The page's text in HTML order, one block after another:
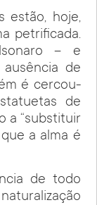
estão, hoje,
petrificada.
– e
de
é cercou-
de
a “substituir
a alma é
de todo